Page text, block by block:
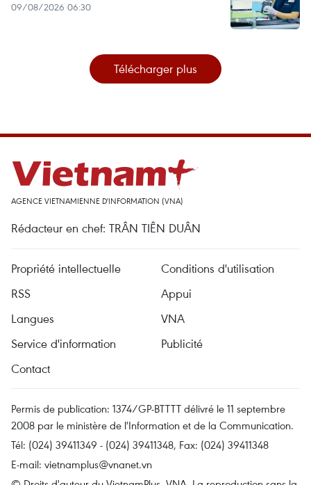
09/08/2026 06:30
Télécharger plus
AGENCE VIETNAMIENNE D'INFORMATION (VNA)
Rédacteur en chef: TRÂN TIÊN DUÂN
Propriété intellectuelle
Conditions d'utilisation
RSS
Appui
Langues
VNA
Service d'information
Publicité
Contact
Permis de publication: 1374/GP-BTTTT délivré le 11 septembre
2008 par le ministère de l'Information et de la Communication.
Tél: (024) 39411349 - (024) 39411348, Fax: (024) 39411348
E-mail: vietnamplus@vnanet.vn